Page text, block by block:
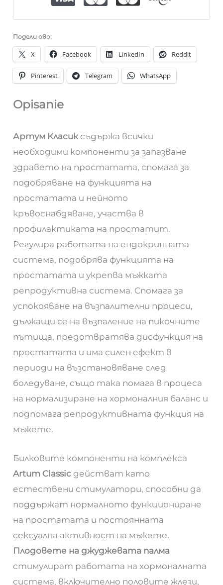
Подели ово:
X Facebook LinkedIn Reddit
Pinterest Telegram WhatsApp
Opisanie
Артум Класик съдържа всички
необходими компоненти за запазване
здравето на простатата, спомага за
подобряване на функцията на
простатата и нейното
кръвоснабдяване, участва в
профилактиката на простатит.
Регулира работата на ендокринната
система, подобрява функцията на
простатата и укрепва мъжката
репродуктивна система. Спомага за
успокояване на възпалителни процеси,
дължащи се на възпаление на пикочните
пътища, предотвратява дисфункция на
простатата и има силен ефект в
периоди на възстановяване след
боледуване, също така помага в процеса
на нормализиране на хормоналния баланс и
подпомага репродуктивната функция на
мъжете.
Билковите компоненти на комплекса
Artum Classic действат като
естествени стимулатори, способни да
поддържат нормалното функциониране
на простатата и постоянната
сексуална активност на мъжете.
Плодовете на джуджевата палма
стимулират работата на хормоналната
система, включително половите жлези,